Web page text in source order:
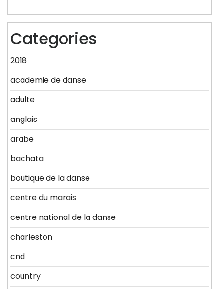
Categories
2018
academie de danse
adulte
anglais
arabe
bachata
boutique de la danse
centre du marais
centre national de la danse
charleston
cnd
country